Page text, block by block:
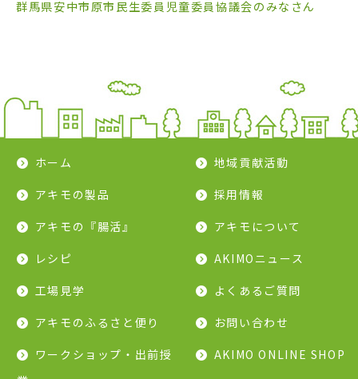
群馬県安中市原市民生委員児童委員協議会のみなさん
ホーム
アキモの製品
アキモの『腸活』
レシピ
工場見学
アキモのふるさと便り
ワークショップ・出前授
地域貢献活動
採用情報
アキモについて
AKIMOニュース
よくあるご質問
お問い合わせ
AKIMO ONLINE SHOP